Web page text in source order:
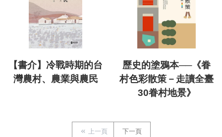
【書介】冷戰時期的台
灣農村、農業與農民
歷史的塗鴉本──《眷
村色彩散策－走讀全臺
30眷村地景》
上一頁 下一頁